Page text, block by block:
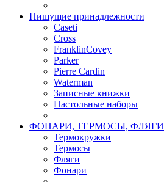
Пишущие принадлежности
Caseti
Cross
FranklinCovey
Parker
Pierre Cardin
Waterman
Записные книжки
Настольные наборы
ФОНАРИ, ТЕРМОСЫ, ФЛЯГИ
Термокружки
Термосы
Фляги
Фонари